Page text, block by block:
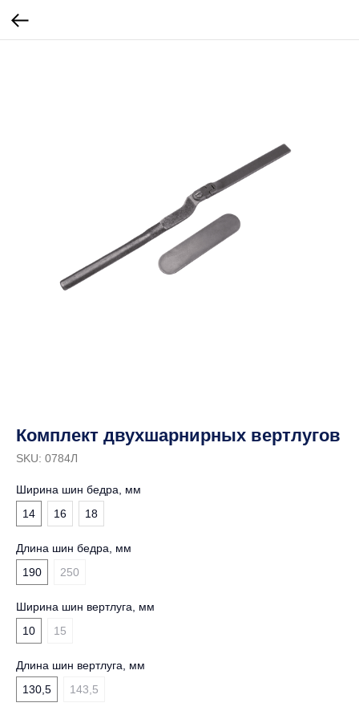
Комплект двухшарнирных вертлугов
SKU: 0784Л
Ширина шин бедра, мм
14
16 18
Длина шин бедра, мм
190
250
Ширина шин вертлуга, мм
10
15
Длина шин вертлуга, мм
130,5
143,5